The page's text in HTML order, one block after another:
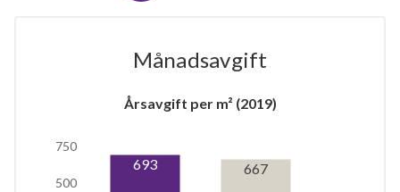
Månadsavgift
Årsavgift per m² (2019)
500
750
693 667